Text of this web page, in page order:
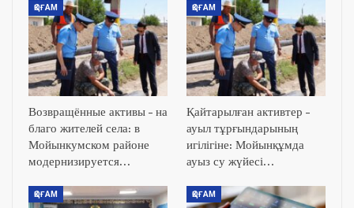
ҚОҒАМ
Возвращённые активы – на
благо жителей села: в
Мойынкумском районе
модернизируется…
ҚОҒАМ
Қайтарылған активтер –
ауыл тұрғындарының
игілігіне: Мойынқұмда
ауыз су жүйесі…
ҚОҒАМ ҚОҒАМ